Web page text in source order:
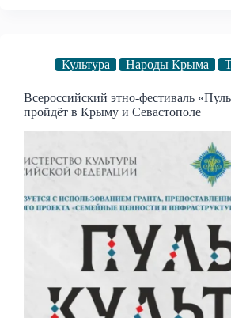
Культура Народы Крыма
Всероссийский этно-фестиваль
пройдёт в Крыму и Севастополе